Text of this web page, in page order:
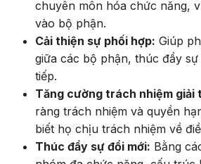
vào bộ phận.
Cải thiện sự phối hợp: Giúp
giữa các bộ phận, thúc đẩy
tiếp.
Tăng cường trách nhiệm giải
ràng trách nhiệm và quyền
biết họ chịu trách nhiệm về
Thúc đẩy sự đổi mới: Bằng
nhóm đa chức năng, cấu trúc